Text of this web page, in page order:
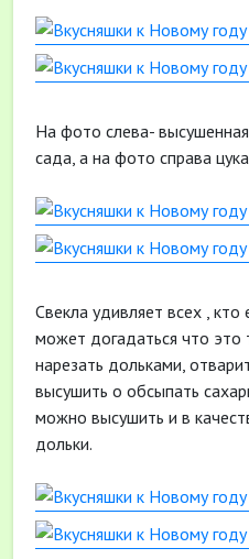
На фото слева-
сада, а на фото справа
Свекла удивляет всех ,
может догадаться что это
нарезать дольками,
высушить о обсыпать
можно высушить и в
дольки.